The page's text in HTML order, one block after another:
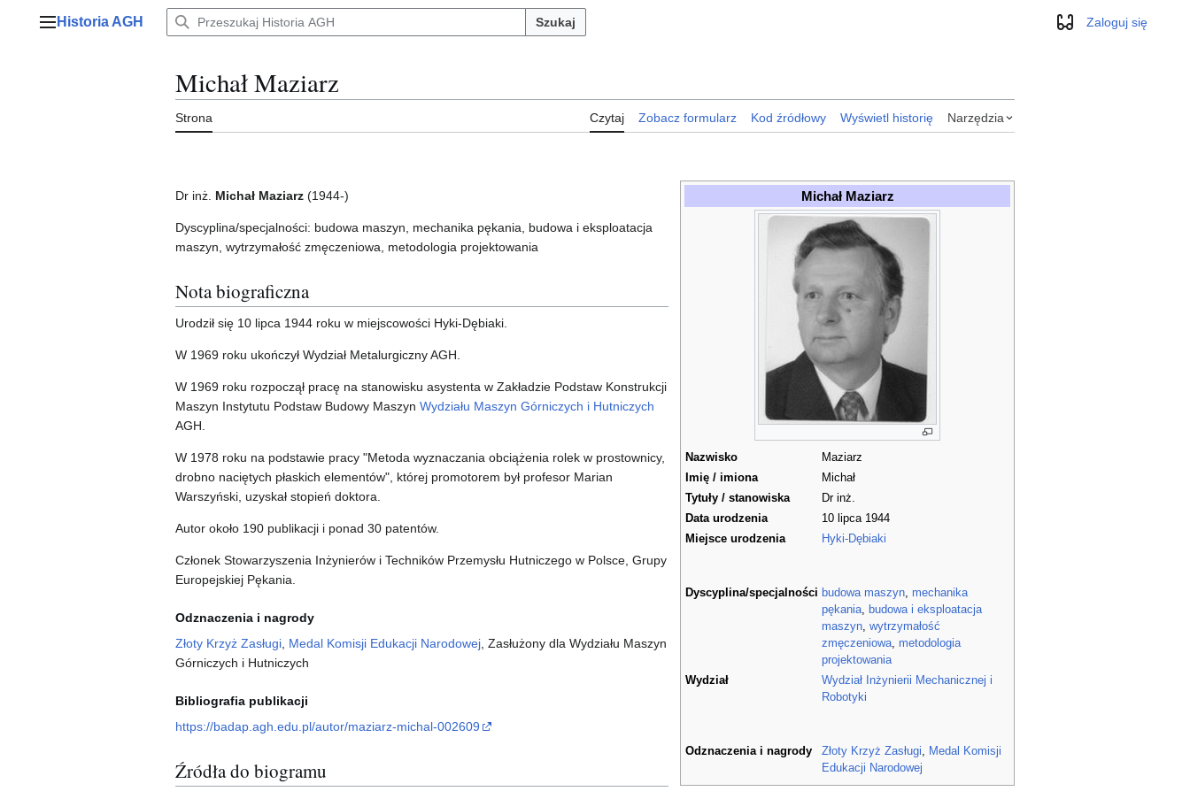
Menu główne
Historia AGH Szukaj WyglądZaloguj się
Michał Maziarz
Strona Czytaj Zobacz formularz Kod źródłowy Wyświetl historię Narzędzia
Michał Maziarz
Nazwisko
Maziarz
Imię / imiona
Michał
Tytuły / stanowiska
Dr inż.
Data urodzenia
10 lipca 1944
Miejsce urodzenia
Hyki-Dębiaki
Dyscyplina/specjalności budowa maszyn mechanika
pękania
budowa i eksploatacja
maszyn wytrzymałość
zmęczeniowa metodologia
projektowania
Wydział
Wydział Inżynierii Mechanicznej i
Robotyki
Odznaczenia i nagrody Złoty Krzyż Zasługi
Medal Komisji
Edukacji Narodowej
Dr inż. Michał Maziarz (1944-)
Dyscyplina/specjalności: budowa maszyn, mechanika pękania, budowa i eksploatacja
maszyn, wytrzymałość zmęczeniowa, metodologia projektowania
Nota biograficzna
Urodził się 10 lipca 1944 roku w miejscowości Hyki-Dębiaki.
W 1969 roku ukończył Wydział Metalurgiczny AGH.
W 1969 roku rozpoczął pracę na stanowisku asystenta w Zakładzie Podstaw Konstrukcji
Maszyn Instytutu Podstaw Budowy Maszyn Wydziału Maszyn Górniczych i Hutniczych
AGH.
W 1978 roku na podstawie pracy "Metoda wyznaczania obciążenia rolek w prostownicy,
drobno naciętych płaskich elementów", której promotorem był profesor Marian
Warszyński, uzyskał stopień doktora.
Autor około 190 publikacji i ponad 30 patentów.
Członek Stowarzyszenia Inżynierów i Techników Przemysłu Hutniczego w Polsce, Grupy
Europejskiej Pękania.
Odznaczenia i nagrody
Złoty Krzyż Zasługi Medal Komisji Edukacji Narodowej , Zasłużony dla Wydziału Maszyn
Górniczych i Hutniczych
Bibliografia publikacji
https://badap.agh.edu.pl/autor/maziarz-michal-002609
Źródła do biogramu